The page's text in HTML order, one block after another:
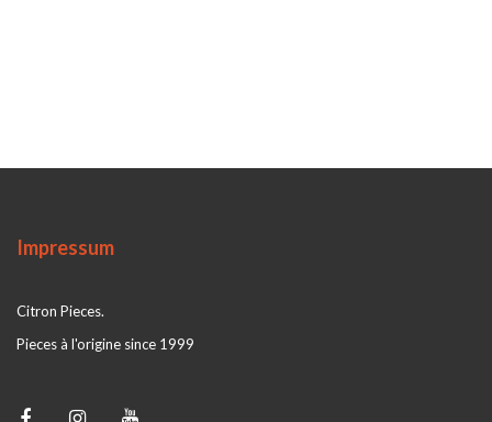
Impressum
Citron Pieces.
Pieces à l'origine since 1999